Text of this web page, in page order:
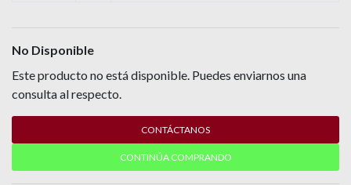
No Disponible
Este producto no está disponible. Puedes enviarnos una
consulta al respecto.
CONTÁCTANOS
CONTINÚA COMPRANDO